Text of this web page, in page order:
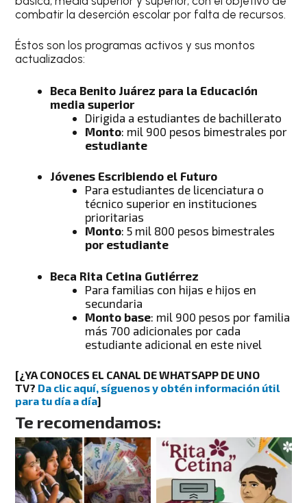
combatir la deserción escolar por falta de recursos.
Éstos son los programas activos y sus montos
actualizados:
Beca Benito Juárez para la Educación
media superior
Dirigida a estudiantes de bachillerato
Monto: mil 900 pesos bimestrales por
estudiante
Jóvenes Escribiendo el Futuro
Para estudiantes de licenciatura o
técnico superior en instituciones
prioritarias
Monto: 5 mil 800 pesos bimestrales
por estudiante
Beca Rita Cetina Gutiérrez
Para familias con hijas e hijos en
secundaria
Monto base: mil 900 pesos por familia
más 700 adicionales por cada
estudiante adicional en este nivel
[¿YA CONOCES EL CANAL DE WHATSAPP DE UNO
TV? Da clic aquí, síguenos y obtén información útil
para tu día a día]
Te recomendamos: